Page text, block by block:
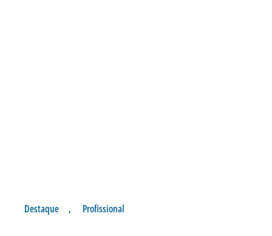
Destaque , Profissional